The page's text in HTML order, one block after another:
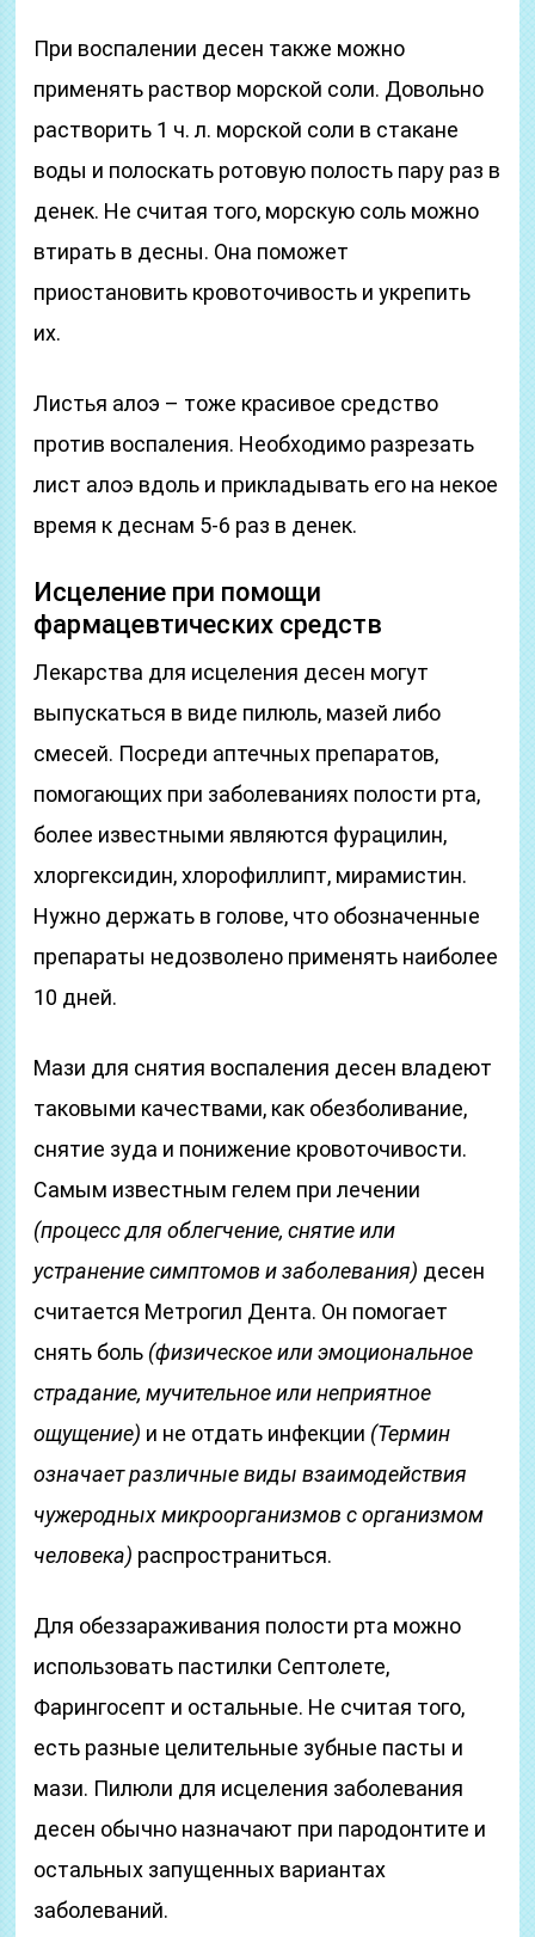
При воспалении десен также можно
применять раствор морской соли. Довольно
растворить 1 ч. л. морской соли в стакане
воды и полоскать ротовую полость пару раз в
денек. Не считая того, морскую соль можно
втирать в десны. Она поможет
приостановить кровоточивость и укрепить
их.
Листья алоэ – тоже красивое средство
против воспаления. Необходимо разрезать
лист алоэ вдоль и прикладывать его на некое
время к деснам 5-6 раз в денек.
Исцеление при помощи
фармацевтических средств
Лекарства для исцеления десен могут
выпускаться в виде пилюль, мазей либо
смесей. Посреди аптечных препаратов,
помогающих при заболеваниях полости рта,
более известными являются фурацилин,
хлоргексидин, хлорофиллипт, мирамистин.
Нужно держать в голове, что обозначенные
препараты недозволено применять наиболее
10 дней.
Мази для снятия воспаления десен владеют
таковыми качествами, как обезболивание,
снятие зуда и понижение кровоточивости.
Самым известным гелем при лечении
(процесс для облегчение, снятие или
устранение симптомов и заболевания) десен
считается Метрогил Дента. Он помогает
снять боль (физическое или эмоциональное
страдание, мучительное или неприятное
ощущение) и не отдать инфекции (Термин
означает различные виды взаимодействия
чужеродных микроорганизмов с организмом
человека) распространиться.
Для обеззараживания полости рта можно
использовать пастилки Септолете,
Фарингосепт и остальные. Не считая того,
есть разные целительные зубные пасты и
мази. Пилюли для исцеления заболевания
десен обычно назначают при пародонтите и
остальных запущенных вариантах
заболеваний.